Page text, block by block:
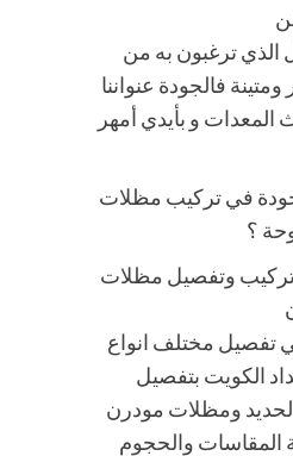
ترغبون به من
فالجودة عنواننا
و بأيدي أمهر
في تركيب مظلات
؟
وتفصيل مظلات
مختلف انواع
الكويت بتفصيل
ومظلات مودرن
المقاسات والحجوم